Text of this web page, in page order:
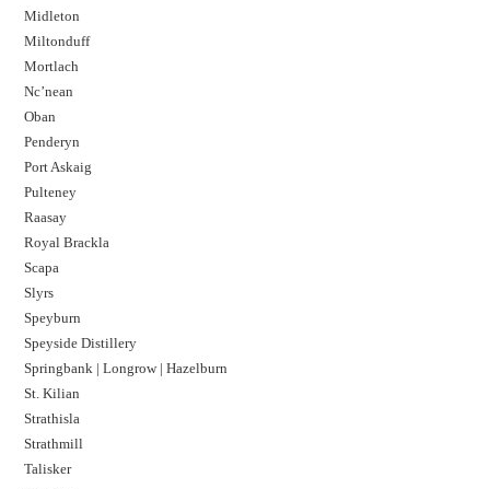
Midleton
Miltonduff
Mortlach
Nc’nean
Oban
Penderyn
Port Askaig
Pulteney
Raasay
Royal Brackla
Scapa
Slyrs
Speyburn
Speyside Distillery
Springbank | Longrow | Hazelburn
St. Kilian
Strathisla
Strathmill
Talisker